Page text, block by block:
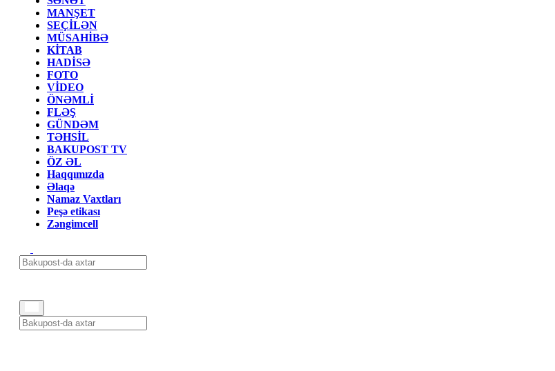
MANŞET
SEÇİLƏN
MÜSAHİBƏ
KİTAB
HADİSƏ
FOTO
VİDEO
ÖNƏMLİ
FLƏŞ
GÜNDƏM
TƏHSİL
BAKUPOST TV
ÖZ ƏL
Haqqımızda
Əlaqə
Namaz Vaxtları
Peşə etikası
Zəngimcell